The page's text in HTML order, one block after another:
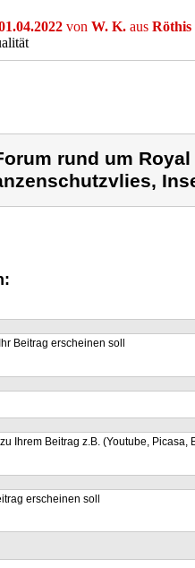
von W. K. aus Röthis
rund um
Beitrag erscheinen soll
Ihrem Beitrag z.B. (Youtube, Picasa,
erscheinen soll